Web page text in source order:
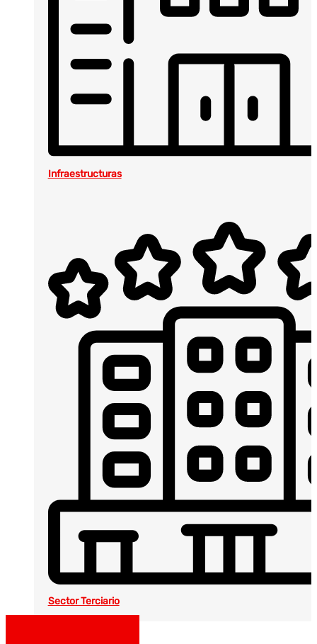
Infraestructuras
Sector Terciario